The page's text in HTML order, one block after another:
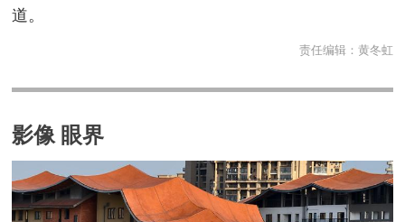
道。
责任编辑： 黄冬虹
影像 眼界